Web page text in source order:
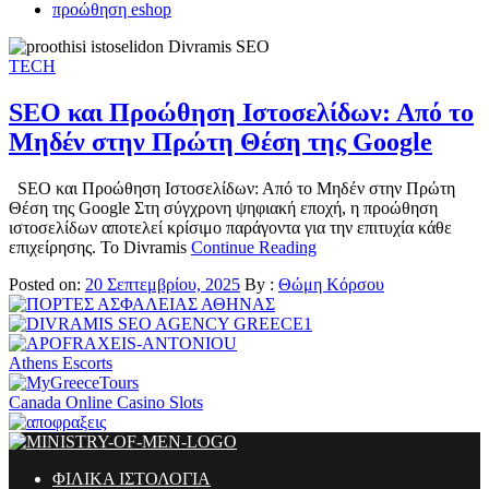
προώθηση eshop
TECH
SEO και Προώθηση Ιστοσελίδων: Από το
Μηδέν στην Πρώτη Θέση της Google
SEO και Προώθηση Ιστοσελίδων: Από το Μηδέν στην Πρώτη
Θέση της Google Στη σύγχρονη ψηφιακή εποχή, η προώθηση
ιστοσελίδων αποτελεί κρίσιμο παράγοντα για την επιτυχία κάθε
επιχείρησης. Το Divramis Continue Reading
Posted on: 20 Σεπτεμβρίου, 2025 By : Θώμη Κόρσου
Athens Escorts
Canada Online Casino Slots
ΦΙΛΙΚΑ ΙΣΤΟΛΟΓΙΑ